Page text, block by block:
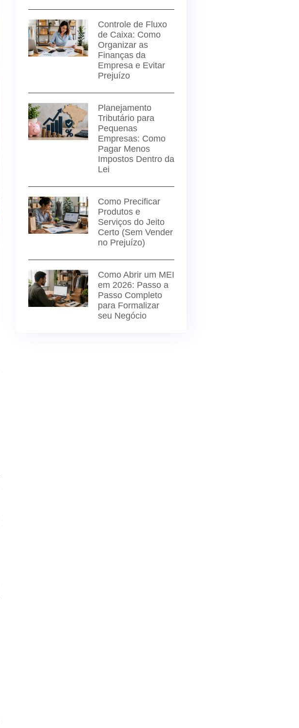
Controle de Fluxo
de Caixa: Como
Organizar as
Finanças da
Empresa e Evitar
Prejuízo
Planejamento
Tributário para
Pequenas
Empresas: Como
Pagar Menos
Impostos Dentro da
Lei
Como Precificar
Produtos e
Serviços do Jeito
Certo (Sem Vender
no Prejuízo)
Como Abrir um MEI
em 2026: Passo a
Passo Completo
para Formalizar
seu Negócio